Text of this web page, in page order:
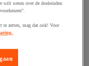
wilt weten over de doeleinden
te zetten, mag dat ook! Voor